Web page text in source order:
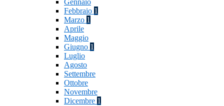
Gennaio
Febbraio 1
Marzo 1
Aprile
Maggio
Giugno 1
Luglio
Agosto
Settembre
Ottobre
Novembre
Dicembre 1